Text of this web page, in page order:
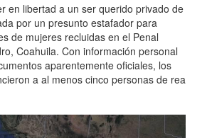
en libertad a un ser querido privado de
por un presunto estafador para
de mujeres recluidas en el Penal
Coahuila. Con información personal
aparentemente oficiales, los
a al menos cinco personas de rea